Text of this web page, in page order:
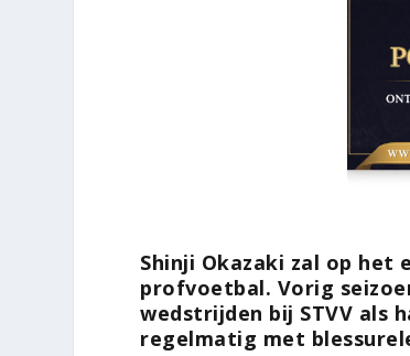
Shinji Okazaki zal op het
profvoetbal. Vorig
wedstrijden bij STVV als
regelmatig met